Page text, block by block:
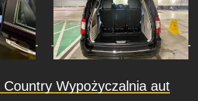
Country Wypożyczalnia aut